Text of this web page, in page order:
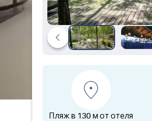
Пляж в 130 м от отеля